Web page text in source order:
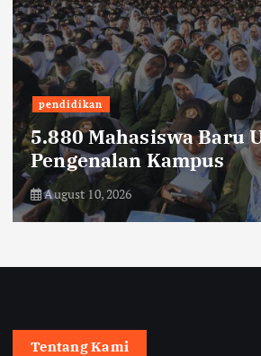
pendidikan
5.880 Mahasiswa Baru
Pengenalan Kampus
August 10, 2026
Tentang Kami